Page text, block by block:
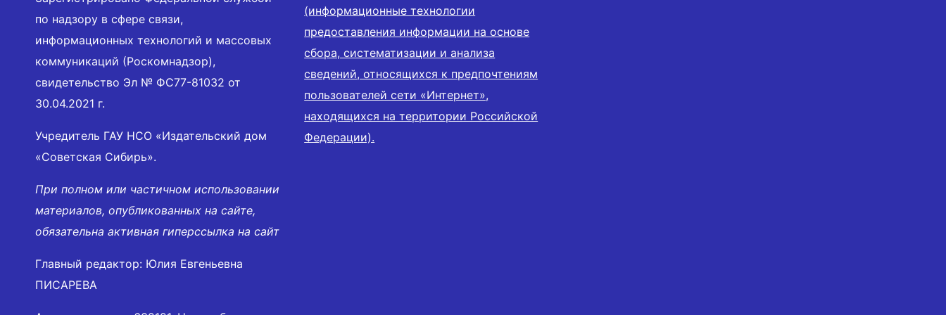
по надзору в сфере связи,
информационных технологий и массовых
коммуникаций (Роскомнадзор),
свидетельство Эл № ФС77-81032 от
30.04.2021 г.
Учредитель ГАУ НСО «Издательский дом
«Советская Сибирь».
При полном или частичном использовании
материалов, опубликованных на сайте,
обязательна активная гиперссылка на сайт
Главный редактор: Юлия Евгеньевна
ПИСАРЕВА
(информационные технологии
предоставления информации на основе
сбора, систематизации и анализа
сведений, относящихся к предпочтениям
пользователей сети «Интернет»,
находящихся на территории Российской
Федерации).